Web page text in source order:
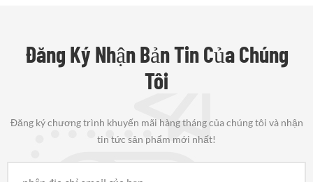
Đăng Ký Nhận Bản Tin Của Chúng
Tôi
Đăng ký chương trình khuyến mãi hàng tháng của chúng tôi và nhận
tin tức sản phẩm mới nhất!